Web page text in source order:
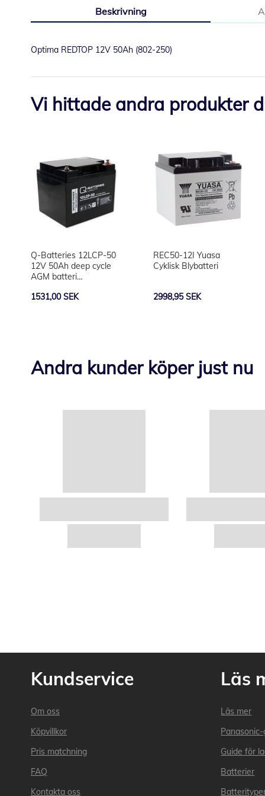
av
Beskrivning
Optima REDTOP 12V 50Ah (802-250)
Vi hittade andra produkter
Q-Batteries 12LCP-50
12V 50Ah deep cycle
AGM batteri
1531,00 SEK
REC50-12I Yuasa
Cyklisk Blybatteri
2998,95 SEK
Andra kunder köper just nu
Kundservice
Om oss
Köpvillkor
Pris matchning
FAQ
Kontakta oss
Läs
Läs mer
Guide för
Batterier